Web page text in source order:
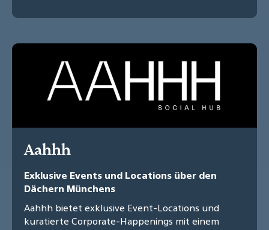
Aahhh
Exklusive Events und Locations über den
Dächern Münchens
Aahhh bietet exklusive Event-Locations und
kuratierte Corporate-Happenings mit einem